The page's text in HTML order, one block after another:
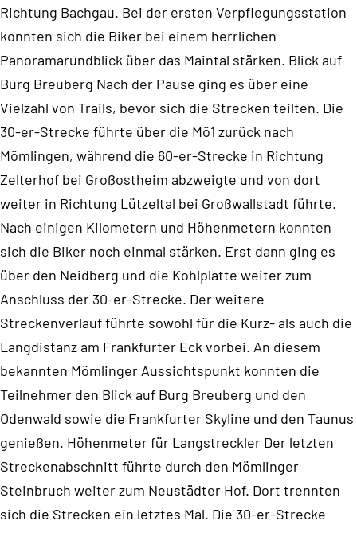
Richtung Bachgau. Bei der ersten Verpflegungsstation
konnten sich die Biker bei einem herrlichen
Panoramarundblick über das Maintal stärken. Blick auf
Burg Breuberg Nach der Pause ging es über eine
Vielzahl von Trails, bevor sich die Strecken teilten. Die
30-er-Strecke führte über die Mö1 zurück nach
Mömlingen, während die 60-er-Strecke in Richtung
Zelterhof bei Großostheim abzweigte und von dort
weiter in Richtung Lützeltal bei Großwallstadt führte.
Nach einigen Kilometern und Höhenmetern konnten
sich die Biker noch einmal stärken. Erst dann ging es
über den Neidberg und die Kohlplatte weiter zum
Anschluss der 30-er-Strecke. Der weitere
Streckenverlauf führte sowohl für die Kurz- als auch die
Langdistanz am Frankfurter Eck vorbei. An diesem
bekannten Mömlinger Aussichtspunkt konnten die
Teilnehmer den Blick auf Burg Breuberg und den
Odenwald sowie die Frankfurter Skyline und den Taunus
genießen. Höhenmeter für Langstreckler Der letzten
Streckenabschnitt führte durch den Mömlinger
Steinbruch weiter zum Neustädter Hof. Dort trennten
sich die Strecken ein letztes Mal. Die 30-er-Strecke